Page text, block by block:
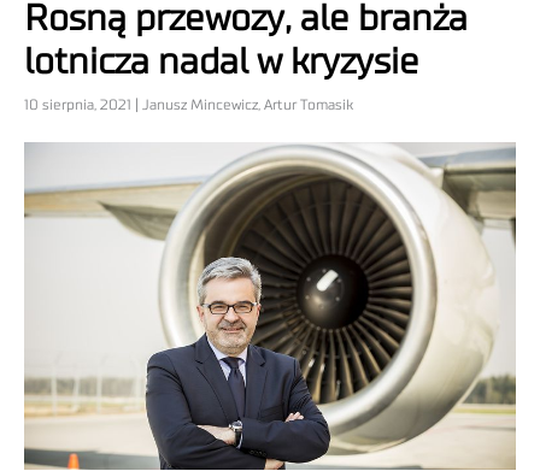
Rosną przewozy, ale branża
lotnicza nadal w kryzysie
10 sierpnia, 2021 | Janusz Mincewicz, Artur Tomasik